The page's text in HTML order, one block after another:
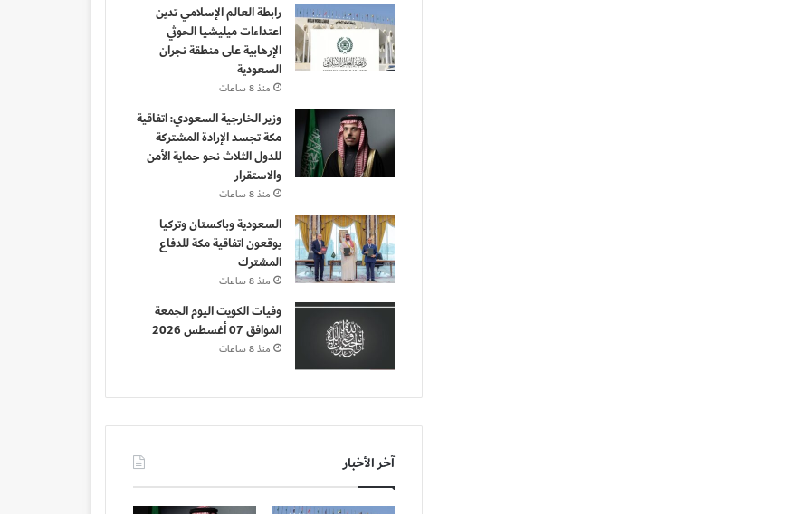
رابطة العالم الإسلامي تدين
اعتداءات ميليشيا الحوثي
الإرهابية على منطقة نجران
السعودية
منذ 8 ساعات
وزير الخارجية السعودي: اتفاقية
مكة تجسد الإرادة المشتركة
للدول الثلاث نحو حماية الأمن
والاستقرار
منذ 8 ساعات
السعودية وباكستان وتركيا
يوقعون اتفاقية مكة للدفاع
المشترك
منذ 8 ساعات
وفيات الكويت اليوم الجمعة
الموافق 07 أغسطس 2026
منذ 8 ساعات
آخر الأخبار